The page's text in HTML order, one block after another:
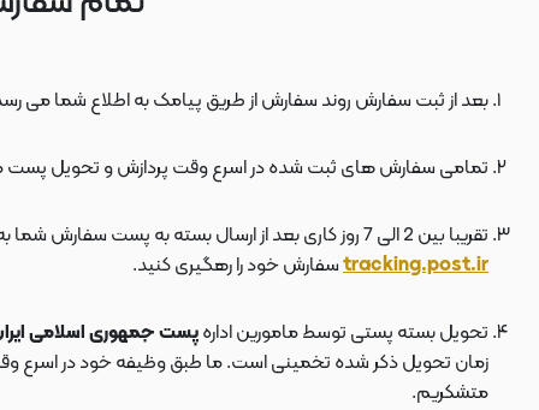
بعد از ثبت سفارش روند سفارش از طریق پیامک به اطلاع شما می
تمامی سفارش های ثبت شده در اسرع وقت پردازش و تحویل
تقریبا بین 2 الی 7 روز کاری بعد از ارسال بسته به پست سفارش شما به دستتان می رسد . بعد از ارسال بسته به پست ، کد مرسوله هم برای شما پیامک می شود که توسط آن می توانید در سایت پست به نشانی
tracking.post.irسفارش خود را رهگیری کنید.
تحویل بسته پستی توسط مامورین ادارهپست جمهوری اسلامی
زمان تحویل ذکر شده تخمینی است. ما طبق وظیفه خود در اسرع وقت
متشکریم.